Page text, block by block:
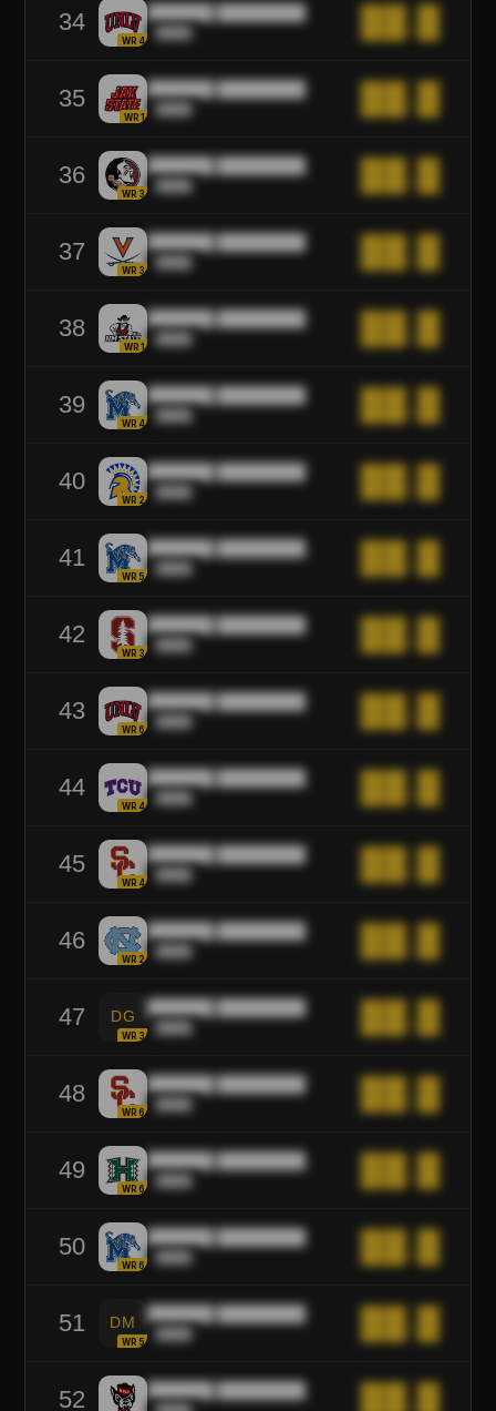
34
WR4
██████ ████████
████
35
WR1
██████ ████████
████
36
WR3
██████ ████████
████
37
WR3
██████ ████████
████
38
WR1
██████ ████████
████
39
WR4
██████ ████████
████
40
WR2
██████ ████████
████
41
WR5
██████ ████████
████
42
WR3
██████ ████████
████
43
WR6
██████ ████████
████
44
WR4
██████ ████████
████
45
WR4
██████ ████████
████
46
WR2
██████ ████████
████
47 DG
WR3
██████ ████████
████
48
WR6
██████ ████████
████
49
WR6
██████ ████████
████
50
WR6
██████ ████████
████
51 DM
WR5
██████ ████████
████
52 ██████ ████████